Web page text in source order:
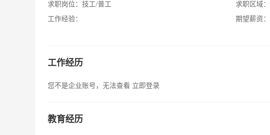
求职岗位： 技工/普工
工作经验：
求职区域：
期望薪资：
工作经历
您不是企业账号，无法查看 立即登录
教育经历